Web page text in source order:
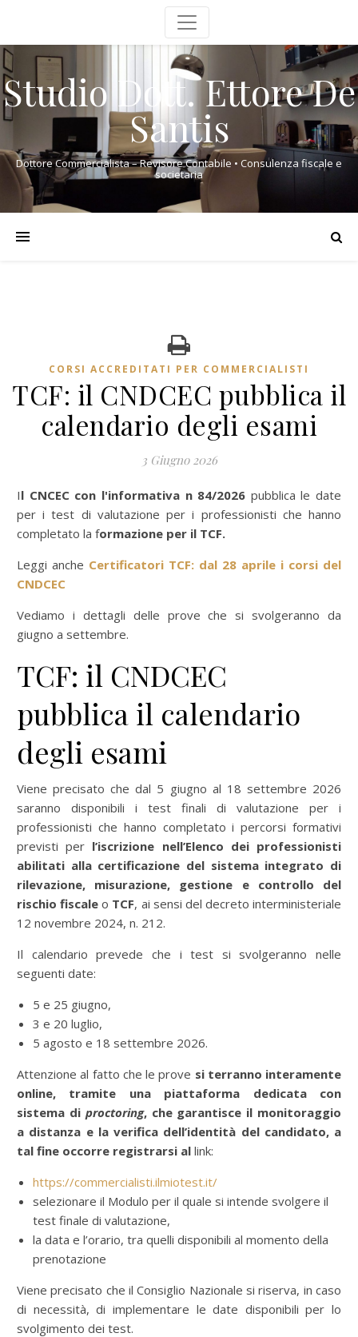
Studio Dott. Ettore De
Santis
Dottore Commercialista – Revisore Contabile • Consulenza fiscale e
societaria
CORSI ACCREDITATI PER COMMERCIALISTI
TCF: il CNDCEC pubblica il
calendario degli esami
3 Giugno 2026
Il CNCEC con l'informativa n 84/2026 pubblica le date
per i test di valutazione per i professionisti che hanno
completato la formazione per il TCF.
Leggi anche Certificatori TCF: dal 28 aprile i corsi del
CNDCEC
Vediamo i dettagli delle prove che si svolgeranno da
giugno a settembre.
TCF: il CNDCEC
pubblica il calendario
degli esami
Viene precisato che dal 5 giugno al 18 settembre 2026
saranno disponibili i test finali di valutazione per i
professionisti che hanno completato i percorsi formativi
previsti per l’iscrizione nell’Elenco dei professionisti
abilitati alla certificazione del sistema integrato di
rilevazione, misurazione, gestione e controllo del
rischio fiscale o TCF, ai sensi del decreto interministeriale
12 novembre 2024, n. 212.
Il calendario prevede che i test si svolgeranno nelle
seguenti date:
5 e 25 giugno,
3 e 20 luglio,
5 agosto e 18 settembre 2026.
Attenzione al fatto che le prove si terranno interamente
online, tramite una piattaforma dedicata con
sistema di proctoring, che garantisce il monitoraggio
a distanza e la verifica dell’identità del candidato, a
tal fine occorre registrarsi al link:
https://commercialisti.ilmiotest.it/
selezionare il Modulo per il quale si intende svolgere il
test finale di valutazione,
la data e l’orario, tra quelli disponibili al momento della
prenotazione
Viene precisato che il Consiglio Nazionale si riserva, in caso
di necessità, di implementare le date disponibili per lo
svolgimento dei test.